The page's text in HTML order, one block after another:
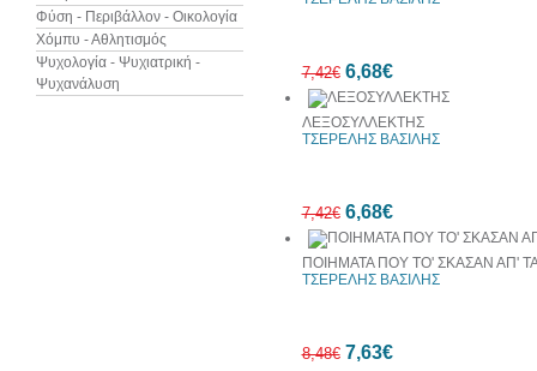
Φύση - Περιβάλλον - Οικολογία
Χόμπυ - Αθλητισμός
Ψυχολογία - Ψυχιατρική -
Ψυχανάλυση
7,42€ 6,68€
ΛΕΞΟΣΥΛΛΕΚΤΗΣ
ΤΣΕΡΕΛΗΣ ΒΑΣΙΛΗΣ
7,42€ 6,68€
ΠΟΙΗΜΑΤΑ ΠΟΥ ΤΟ' ΣΚΑΣΑΝ ΑΠ'
ΤΣΕΡΕΛΗΣ ΒΑΣΙΛΗΣ
8,48€ 7,63€